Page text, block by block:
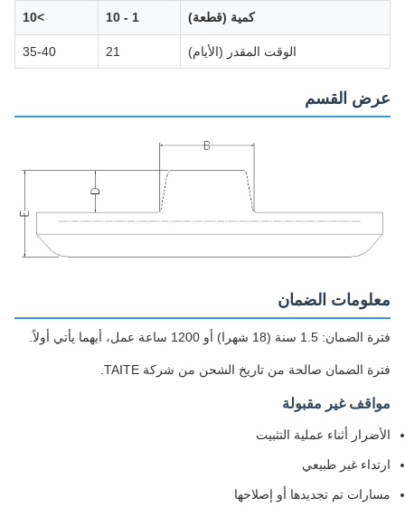
كمية (قطعة) 1 - 10
>10
الوقت المقدر (الأيام) 21
35-40
عرض القسم
معلومات الضمان
فترة الضمان: 1.5 سنة (18 شهرا) أو 1200 ساعة عمل، أيهما يأتي أولاً.
فترة الضمان صالحة من تاريخ الشحن من شركة TAITE.
مواقف غير مقبولة
الأضرار أثناء عملية التثبيت
ارتداء غير طبيعي
مسارات تم تجديدها أو إصلاحها